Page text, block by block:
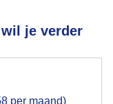
je verder
per maand)
voor het